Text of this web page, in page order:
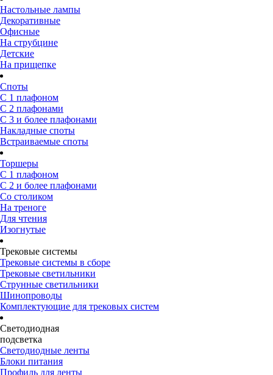
Настольные лампы
Декоративные
Офисные
На струбцине
Детские
На прищепке
Споты
С 1 плафоном
С 2 плафонами
С 3 и более плафонами
Накладные споты
Встраиваемые споты
Торшеры
С 1 плафоном
С 2 и более плафонами
Со столиком
На треноге
Для чтения
Изогнутые
Трековые системы
Трековые системы в сборе
Трековые светильники
Струнные светильники
Шинопроводы
Комплектующие для трековых систем
Светодиодная
подсветка
Светодиодные ленты
Блоки питания
Профиль для ленты